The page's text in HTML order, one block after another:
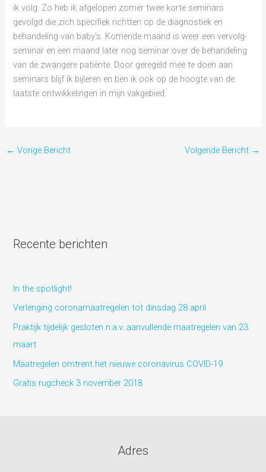
ik volg. Zo heb ik afgelopen zomer twee korte seminars
gevolgd die zich specifiek richtten op de diagnostiek en
behandeling van baby’s. Komende maand is weer een vervolg-
seminar en een maand later nog seminar over de behandeling
van de zwangere patiënte. Door geregeld mee te doen aan
seminars blijf ik bijleren en ben ik ook op de hoogte van de
laatste ontwikkelingen in mijn vakgebied.
← Vorige Bericht Volgende Bericht →
Recente berichten
In the spotlight!
Verlenging coronamaatregelen tot dinsdag 28 april
Praktijk tijdelijk gesloten n.a.v. aanvullende maatregelen van 23
maart
Maatregelen omtrent het nieuwe coronavirus COVID-19
Gratis rugcheck 3 november 2018
Adres